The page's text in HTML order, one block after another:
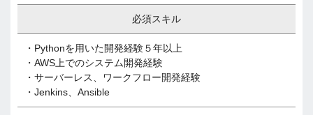
必須スキル
・Pythonを用いた開発経験５年以上
・AWS上でのシステム開発経験
・サーバーレス、ワークフロー開発経験
・Jenkins、Ansible